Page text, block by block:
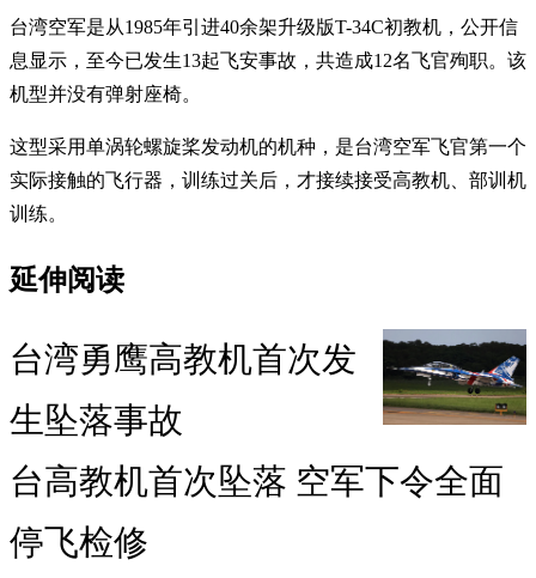
台湾空军是从1985年引进40余架升级版T-34C初教机，公开信
息显示，至今已发生13起飞安事故，共造成12名飞官殉职。该
机型并没有弹射座椅。
这型采用单涡轮螺旋桨发动机的机种，是台湾空军飞官第一个
实际接触的飞行器，训练过关后，才接续接受高教机、部训机
训练。
延伸阅读
台湾勇鹰高教机首次发
生坠落事故
台高教机首次坠落 空军下令全面
停飞检修